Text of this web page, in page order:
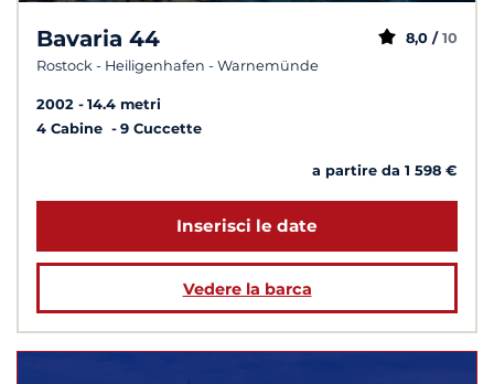
Bavaria 44
Rostock - Heiligenhafen - Warnemünde
8,0 / 10
2002
14.4 metri
4 Cabine
9 Cuccette
a partire da 1 598 €
Inserisci le date
Vedere la barca